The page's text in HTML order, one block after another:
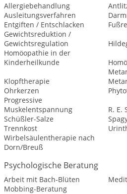
Allergiebehandlung
Ausleitungsverfahren
Entgiften / Entschlacken
Gewichtsreduktion /
Gewichtsregulation
Homöopathie in der
Kinderheilkunde
Klopftherapie
Ohrkerzen
Progressive
Muskelentspannung
R. E.
Schüßler-Salze
Trennkost
Wirbelsäulentherapie nach
Dorn/Breuß
Psychologische Beratung
Arbeit mit Bach-Blüten
Mobbing-Beratung